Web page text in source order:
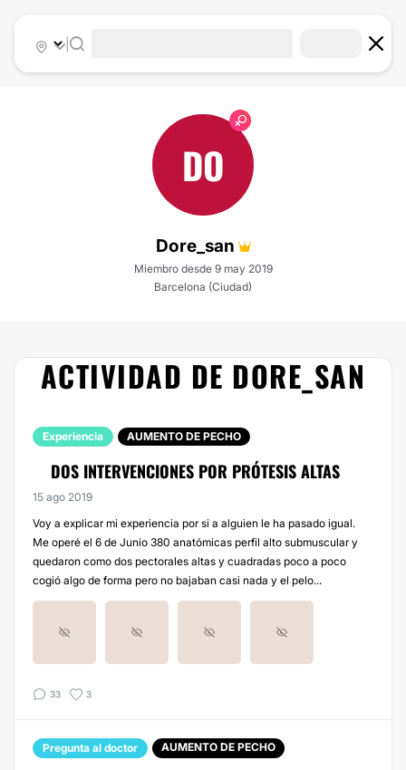
|
DO
Dore_san
Miembro desde 9 may 2019
Barcelona (Ciudad)
ACTIVIDAD DE DORE_SAN
Experiencia AUMENTO DE PECHO
DOS INTERVENCIONES POR PRÓTESIS ALTAS
15 ago 2019
Voy a explicar mi experiencia por si a alguien le ha pasado igual.
Me operé el 6 de Junio 380 anatómicas perfil alto submuscular y
quedaron como dos pectorales altas y cuadradas poco a poco
cogió algo de forma pero no bajaban casi nada y el pelo...
33 3
Pregunta al doctor AUMENTO DE PECHO